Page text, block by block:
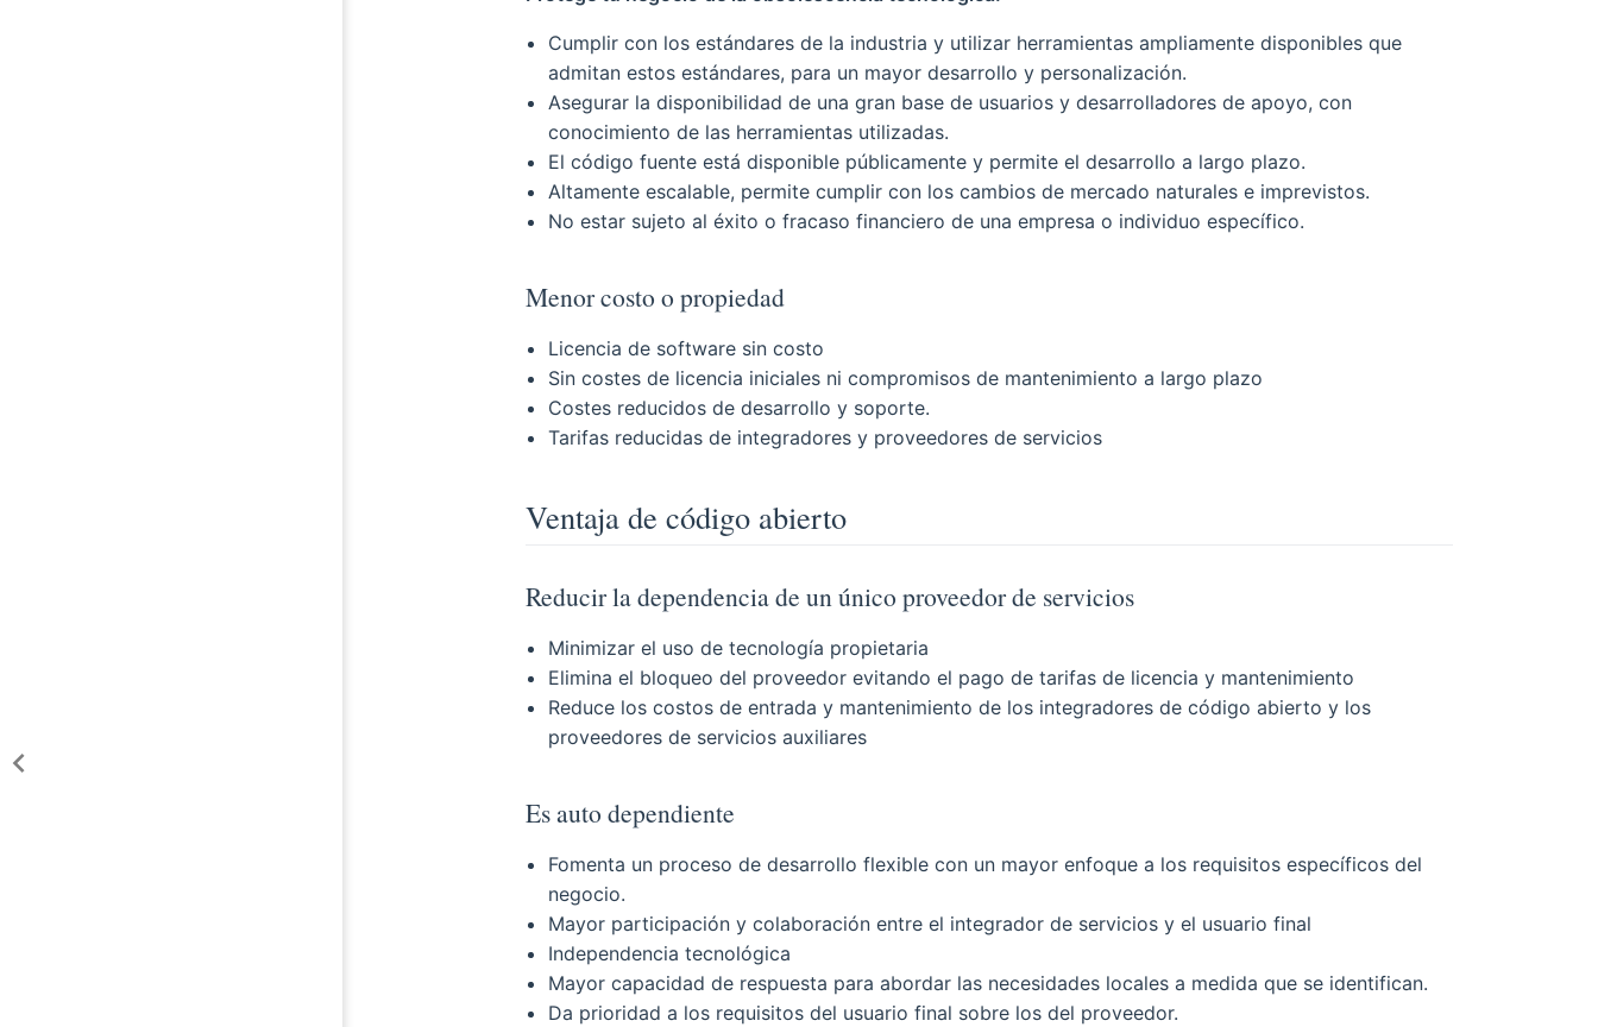
Cumplir con los estándares de la industria y utilizar herramientas ampliamente disponibles que
admitan estos estándares, para un mayor desarrollo y personalización.
Asegurar la disponibilidad de una gran base de usuarios y desarrolladores de apoyo, con
conocimiento de las herramientas utilizadas.
El código fuente está disponible públicamente y permite el desarrollo a largo plazo.
Altamente escalable, permite cumplir con los cambios de mercado naturales e imprevistos.
No estar sujeto al éxito o fracaso financiero de una empresa o individuo específico.
Menor costo o propiedad
Licencia de software sin costo
Sin costes de licencia iniciales ni compromisos de mantenimiento a largo plazo
Costes reducidos de desarrollo y soporte.
Tarifas reducidas de integradores y proveedores de servicios
Ventaja de código abierto
Reducir la dependencia de un único proveedor de servicios
Minimizar el uso de tecnología propietaria
Elimina el bloqueo del proveedor evitando el pago de tarifas de licencia y mantenimiento
Reduce los costos de entrada y mantenimiento de los integradores de código abierto y los
proveedores de servicios auxiliares
Es auto dependiente
Fomenta un proceso de desarrollo flexible con un mayor enfoque a los requisitos específicos del
negocio.
Mayor participación y colaboración entre el integrador de servicios y el usuario final
Independencia tecnológica
Mayor capacidad de respuesta para abordar las necesidades locales a medida que se identifican.
Da prioridad a los requisitos del usuario final sobre los del proveedor.